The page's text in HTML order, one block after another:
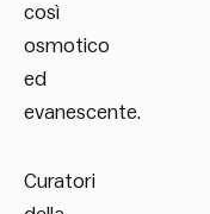
così
osmotico
ed
evanescente.
Curatori